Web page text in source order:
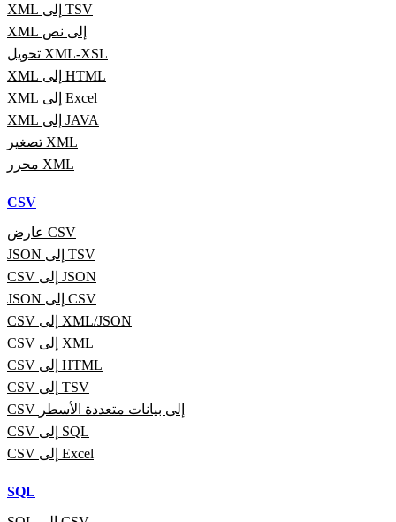
XML إلى TSV
XML إلى نص
تحويل XML-XSL
XML إلى HTML
XML إلى Excel
XML إلى JAVA
تصغير XML
محرر XML
CSV
عارض CSV
JSON إلى TSV
CSV إلى JSON
JSON إلى CSV
CSV إلى XML/JSON
CSV إلى XML
CSV إلى HTML
CSV إلى TSV
CSV إلى بيانات متعددة الأسطر
CSV إلى SQL
CSV إلى Excel
SQL